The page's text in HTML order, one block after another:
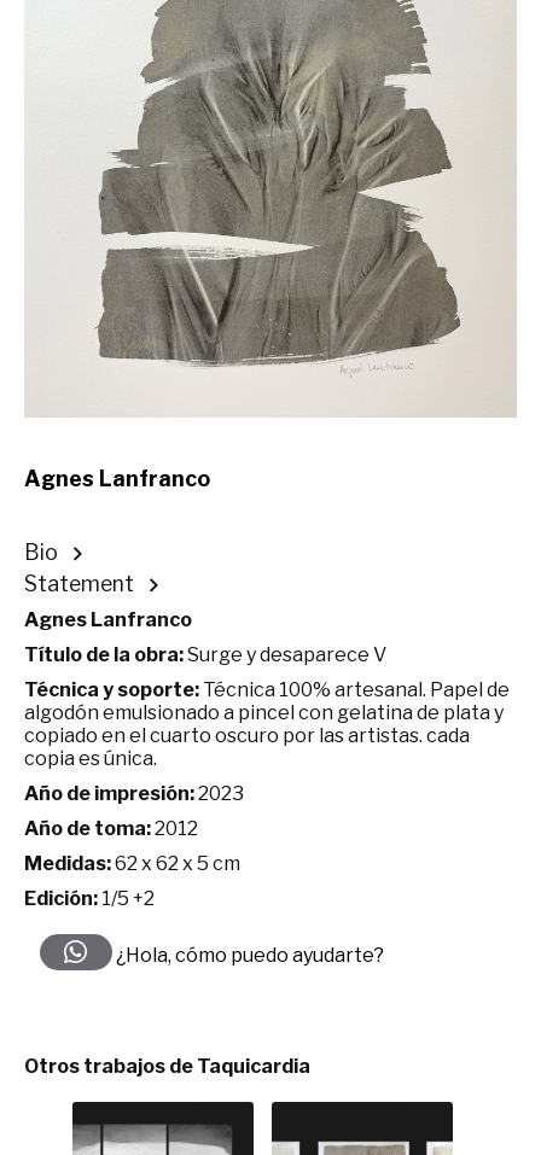
Agnes Lanfranco
Bio
Statement
Agnes Lanfranco
Título de la obra:Surge y desaparece V
Técnica y soporte: Técnica 100% artesanal. Papel de
algodón emulsionado a pincel con gelatina de plata y
copiado en el cuarto oscuro por las artistas. cada
copia es única.
Año de impresión:2023
Año de toma:2012
Medidas:62 x 62 x 5 cm
Edición: 1/5 +2
¿Hola, cómo puedo ayudarte?
Otros trabajos de Taquicardia